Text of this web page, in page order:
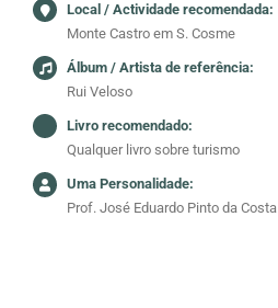
Local / Actividade recomendada:
Monte Castro em S. Cosme
Álbum / Artista de referência:
Rui Veloso
Livro recomendado:
Qualquer livro sobre turismo
Uma Personalidade:
Prof. José Eduardo Pinto da Costa